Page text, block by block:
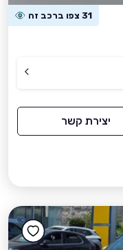
31 צפו ברכב זה
יצירת קשר